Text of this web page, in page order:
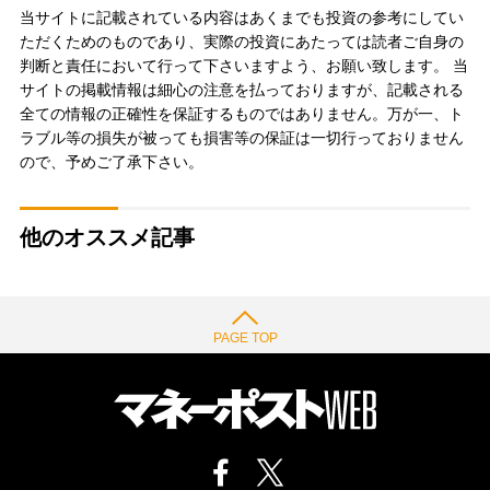
当サイトに記載されている内容はあくまでも投資の参考にしてい
ただくためのものであり、実際の投資にあたっては読者ご自身の
判断と責任において行って下さいますよう、お願い致します。 当
サイトの掲載情報は細心の注意を払っておりますが、記載される
全ての情報の正確性を保証するものではありません。万が一、ト
ラブル等の損失が被っても損害等の保証は一切行っておりません
ので、予めご了承下さい。
他のオススメ記事
PAGE TOP